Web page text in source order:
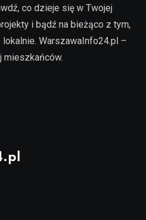
co dzieje się w Twojej
i bądź na bieżąco z tym,
WarszawaInfo24.pl –
mieszkańców.